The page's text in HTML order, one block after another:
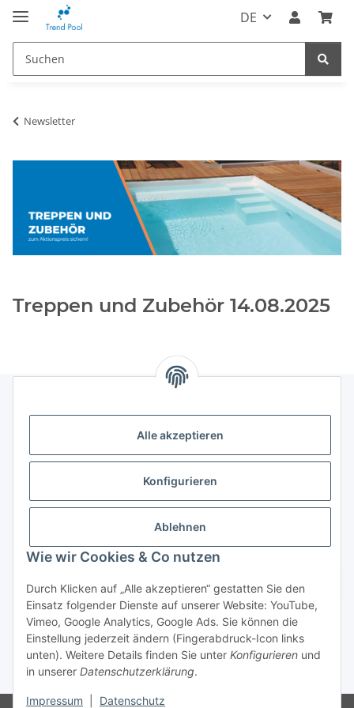
Alle akzeptieren
Konfigurieren
Ablehnen
Wie wir Cookies & Co nutzen
Durch Klicken auf „Alle akzeptieren“ gestatten Sie den
Einsatz folgender Dienste auf unserer Website: YouTube,
Vimeo, Google Analytics, Google Ads. Sie können die
Einstellung jederzeit ändern (Fingerabdruck-Icon links
unten). Weitere Details finden Sie unter Konfigurieren und
in unserer Datenschutzerklärung.
Impressum Datenschutz
DE
Newsletter
Treppen und Zubehör 14.08.2025
Vertrag widerrufen
* Alle Preise inkl. gesetzlicher USt.